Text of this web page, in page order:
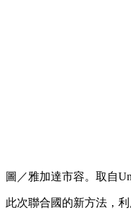
圖／雅加達市容。取自
此次聯合國的新方法，